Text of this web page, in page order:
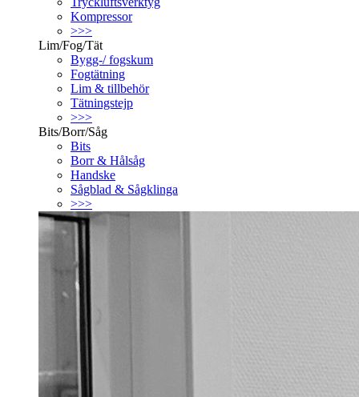
Kompressor
>>>
Lim/Fog/Tät
Bygg-/ fogskum
Fogtätning
Lim & tillbehör
Tätningstejp
>>>
Bits/Borr/Såg
Bits
Borr & Hålsåg
Handske
Sågblad & Sågklinga
>>>